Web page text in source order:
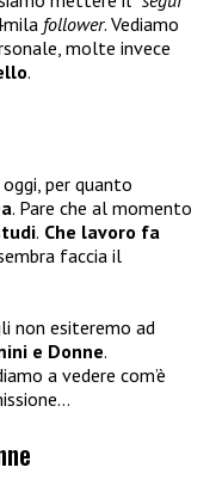
follower. Vediamo
molte invece
.
per quanto
. Pare che al momento
. Che lavoro fa
faccia il
non esiteremo ad
e Donne.
a vedere com’è